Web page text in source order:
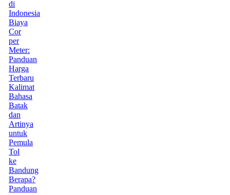
di
Indonesia
Biaya
Cor
per
Meter:
Panduan
Harga
Terbaru
Kalimat
Bahasa
Batak
dan
Artinya
untuk
Pemula
Tol
ke
Bandung
Berapa?
Panduan